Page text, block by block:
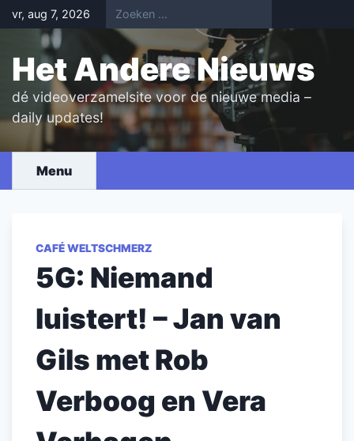
Skip
to
content
vr, aug 7, 2026
Het Andere Nieuws
dé videoverzamelsite voor de nieuwe media –
daily updates!
Menu
CAFÉ WELTSCHMERZ
5G: Niemand
luistert! – Jan van
Gils met Rob
Verboog en Vera